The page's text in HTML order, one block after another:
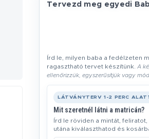
Tervezd meg egyedi
Írd le, milyen baba a fedélzeten
ragasztható tervet készítünk. A
ellenőrizzük, egyszerűsítjük vagy
LÁTVÁNYTERV 1-2 PERC
Mit szeretnél látni a matricán?
Írd le röviden a mintát,
utána kiválaszthatod és